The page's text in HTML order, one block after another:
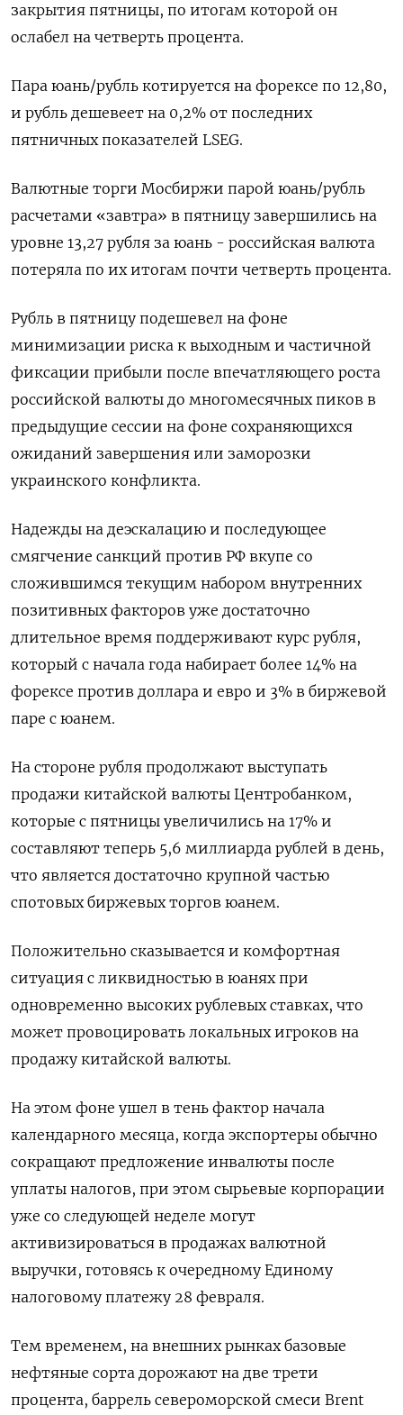
закрытия пятницы, по итогам которой он
ослабел на четверть процента.
Пара юань/рубль котируется на форексе по 12,80,
и рубль дешевеет на 0,2% от последних
пятничных показателей LSEG.
Валютные торги Мосбиржи парой юань/рубль
расчетами «завтра» в пятницу завершились на
уровне 13,27 рубля за юань - российская валюта
потеряла по их итогам почти четверть процента.
Рубль в пятницу подешевел на фоне
минимизации риска к выходным и частичной
фиксации прибыли после впечатляющего роста
российской валюты до многомесячных пиков в
предыдущие сессии на фоне сохраняющихся
ожиданий завершения или заморозки
украинского конфликта.
Надежды на деэскалацию и последующее
смягчение санкций против РФ вкупе со
сложившимся текущим набором внутренних
позитивных факторов уже достаточно
длительное время поддерживают курс рубля,
который с начала года набирает более 14% на
форексе против доллара и евро и 3% в биржевой
паре с юанем.
На стороне рубля продолжают выступать
продажи китайской валюты Центробанком,
которые с пятницы увеличились на 17% и
составляют теперь 5,6 миллиарда рублей в день,
что является достаточно крупной частью
спотовых биржевых торгов юанем.
Положительно сказывается и комфортная
ситуация с ликвидностью в юанях при
одновременно высоких рублевых ставках, что
может провоцировать локальных игроков на
продажу китайской валюты.
На этом фоне ушел в тень фактор начала
календарного месяца, когда экспортеры обычно
сокращают предложение инвалюты после
уплаты налогов, при этом сырьевые корпорации
уже со следующей неделе могут
активизироваться в продажах валютной
выручки, готовясь к очередному Единому
налоговому платежу 28 февраля.
Тем временем, на внешних рынках базовые
нефтяные сорта дорожают на две трети
процента, баррель североморской смеси Brent